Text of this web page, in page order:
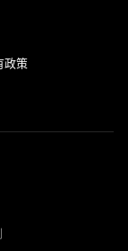
政策